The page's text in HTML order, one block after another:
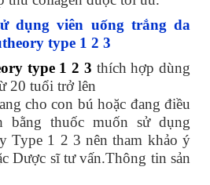
dụng viên uống trắng da
type 1 2 3
type 1 2 3 thích hợp dùng
20 tuổi trở lên
cho con bú hoặc đang điều
bằng thuốc muốn sử dụng
Type 1 2 3 nên tham khảo ý
Dược sĩ tư vấn.Thông tin sản